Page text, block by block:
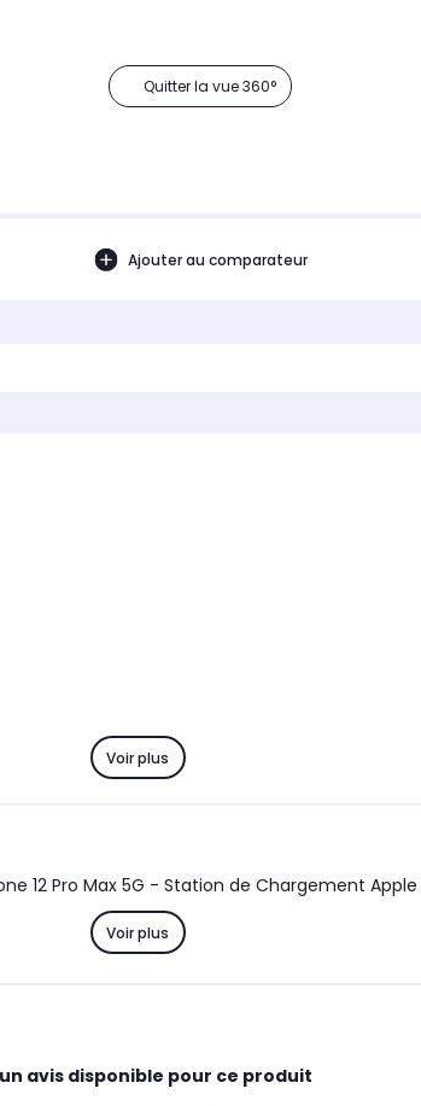
Quitter la vue 360°
Ajouter au comparateur
Voir plus
sans Fil pour moto / vélo électrique Apple iPhone 12 Pro Max 5G - Station de
Voir plus
avis disponible pour ce produit